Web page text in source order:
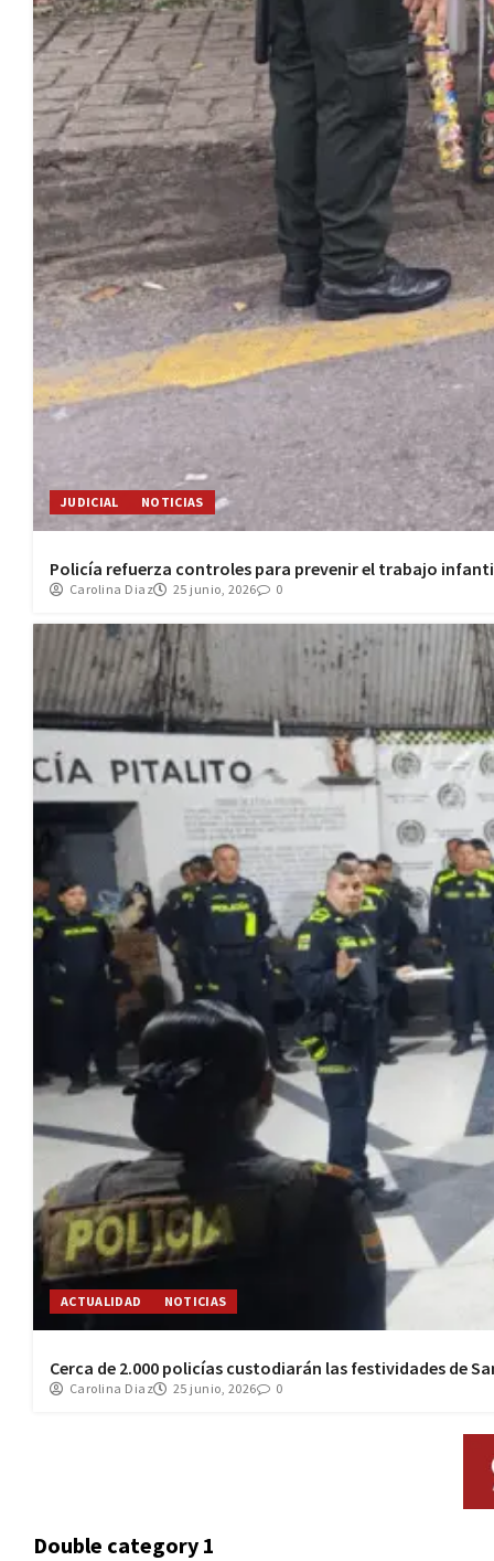
JUDICIAL NOTICIAS
Policía refuerza controles para prevenir el trabajo
Carolina Diaz 25 junio, 2026 0
ACTUALIDAD NOTICIAS
Cerca de 2.000 policías custodiarán las festividades de
Carolina Diaz 25 junio, 2026 0
Double category 1